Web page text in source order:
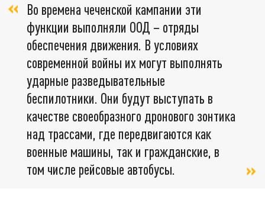
Во времена чеченской кампании эти
функции выполняли ООД – отряды
обеспечения движения. В условиях
современной войны их могут выполнять
ударные разведывательные
беспилотники. Они будут выступать в
качестве своеобразного дронового зонтика
над трассами, где передвигаются как
военные машины, так и гражданские, в
том числе рейсовые автобусы.